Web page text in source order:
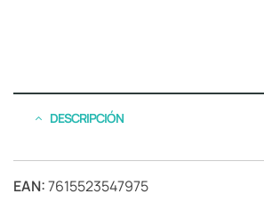
DESCRIPCIÓN
EAN:7615523547975